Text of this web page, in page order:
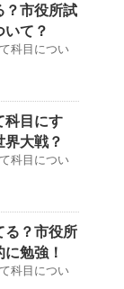
？市役所試
いて？
科目につい
科目にす
界大戦？
科目につい
る？市役所
勉強！
科目につい